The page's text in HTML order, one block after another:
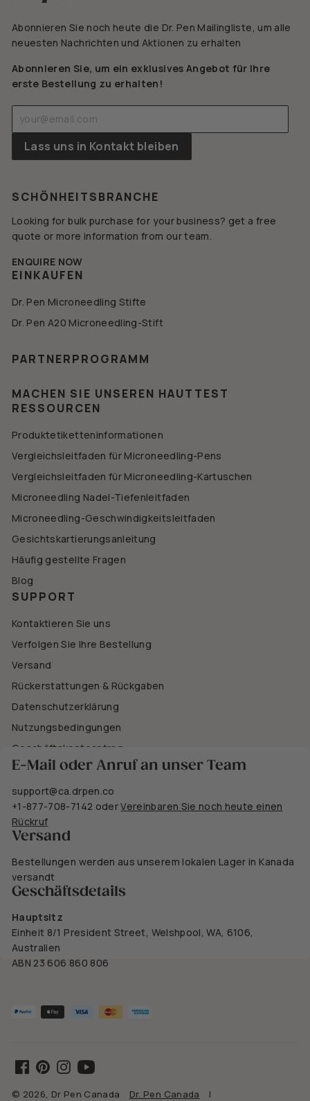
Abonnieren Sie noch heute die Dr. Pen Mailingliste, um alle
neuesten Nachrichten und Aktionen zu erhalten
Abonnieren Sie, um ein exklusives Angebot für Ihre
erste Bestellung zu erhalten!
Sie
Ihre
E-
Adresse
ein
Lass uns in Kontakt bleiben
SCHÖNHEITSBRANCHE
Looking for bulk purchase for your business? get a free
quote or more information from our team.
ENQUIRE NOW
EINKAUFEN
Dr. Pen Microneedling Stifte
Dr. Pen A20 Microneedling-Stift
PARTNERPROGRAMM
MACHEN SIE UNSEREN HAUTTEST
RESSOURCEN
Produktetiketteninformationen
Vergleichsleitfaden für Microneedling-Pens
Vergleichsleitfaden für Microneedling-Kartuschen
Microneedling Nadel-Tiefenleitfaden
Microneedling-Geschwindigkeitsleitfaden
Gesichtskartierungsanleitung
Häufig gestellte Fragen
Blog
SUPPORT
Kontaktieren Sie uns
Verfolgen Sie Ihre Bestellung
Versand
Rückerstattungen & Rückgaben
Datenschutzerklärung
Nutzungsbedingungen
Geschäftskontoantrag
E-Mail oder Anruf an unser Team
support@ca.drpen.co
+1-877-708-7142 oderVereinbaren Sie noch heute einen
Rückruf
Versand
Bestellungen werden aus unserem lokalen Lager in Kanada
versandt
Geschäftsdetails
Hauptsitz
Einheit 8/1 President Street, Welshpool, WA, 6106,
Australien
ABN 23 606 860 806
Facebook
Pinterest
InstagramYouTube
© 2026, Dr Pen Canada Dr. Pen Canada |